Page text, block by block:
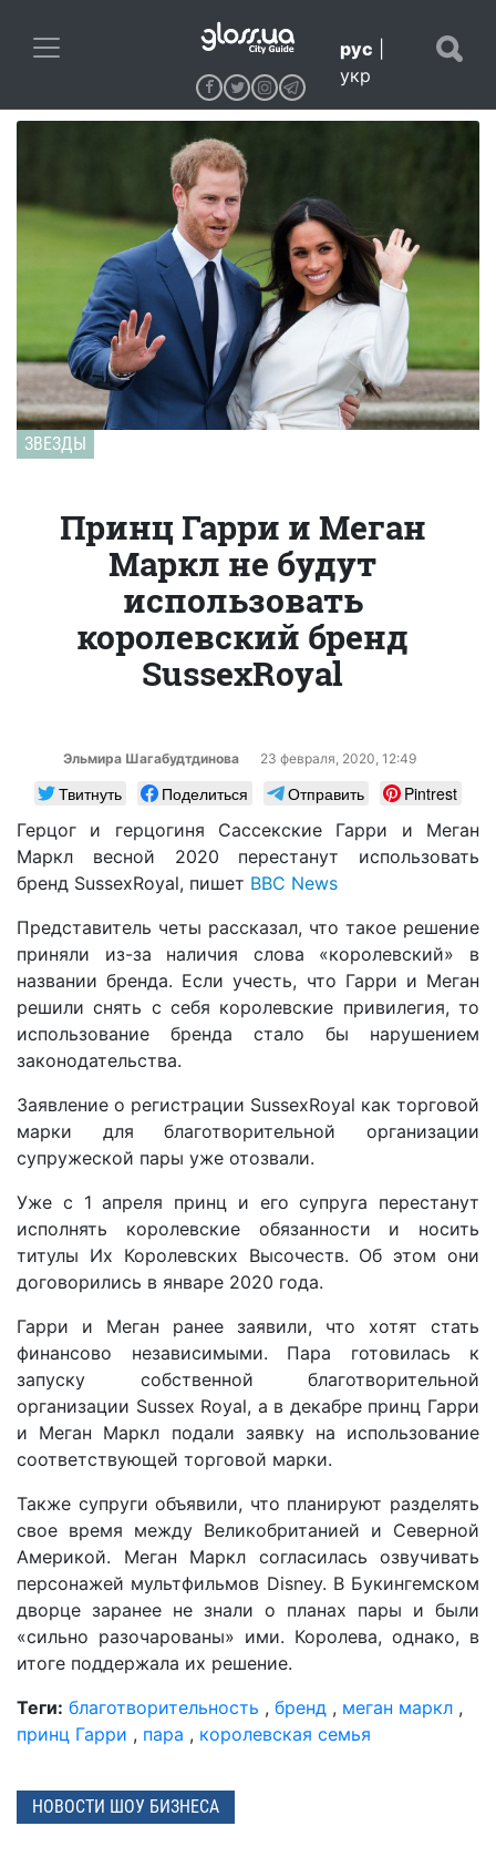
рус
укр
ЗВЕЗДЫ
Принц Гарри и Меган
Маркл не будут
использовать
королевский бренд
SussexRoyal
Эльмира Шагабудтдинова 23 февраля, 2020, 12:49
Твитнуть Поделиться Отправить
Pintrest
Герцог и герцогиня Сассекские Гарри и Меган
Маркл весной 2020 перестанут использовать
бренд SussexRoyal, пишет BBC News
Представитель четы рассказал, что такое решение
приняли из-за наличия слова «королевский» в
названии бренда. Если учесть, что Гарри и Меган
решили снять с себя королевские привилегия, то
использование бренда стало бы нарушением
законодательства.
Заявление о регистрации SussexRoyal как торговой
марки для благотворительной организации
супружеской пары уже отозвали.
Уже с 1 апреля принц и его супруга перестанут
исполнять королевские обязанности и носить
титулы Их Королевских Высочеств. Об этом они
договорились в январе 2020 года.
Гарри и Меган ранее заявили, что хотят стать
финансово независимыми. Пара готовилась к
запуску собственной благотворительной
организации Sussex Royal, а в декабре принц Гарри
и Меган Маркл подали заявку на использование
соответствующей торговой марки.
Также супруги объявили, что планируют разделять
свое время между Великобританией и Северной
Америкой. Меган Маркл согласилась озвучивать
персонажей мультфильмов Disney. В Букингемском
дворце заранее не знали о планах пары и были
«сильно разочарованы» ими. Королева, однако, в
итоге поддержала их решение.
Теги: благотворительность , бренд , меган маркл ,
принц Гарри , пара , королевская семья
НОВОСТИ ШОУ БИЗНЕСА